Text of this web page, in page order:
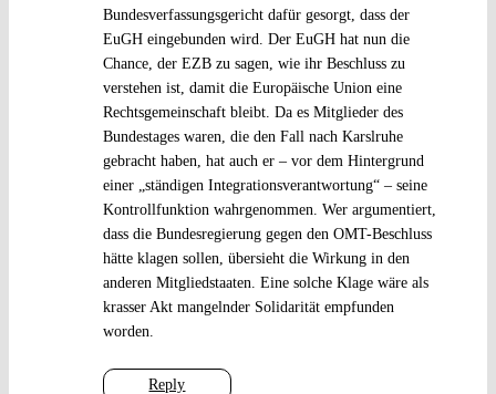
Reply
Bundesverfassungsgericht dafür gesorgt, dass der
EuGH eingebunden wird. Der EuGH hat nun die
Chance, der EZB zu sagen, wie ihr Beschluss zu
verstehen ist, damit die Europäische Union eine
Rechtsgemeinschaft bleibt. Da es Mitglieder des
Bundestages waren, die den Fall nach Karslruhe
gebracht haben, hat auch er – vor dem Hintergrund
einer „ständigen Integrationsverantwortung“ – seine
Kontrollfunktion wahrgenommen. Wer argumentiert,
dass die Bundesregierung gegen den OMT-Beschluss
hätte klagen sollen, übersieht die Wirkung in den
anderen Mitgliedstaaten. Eine solche Klage wäre als
krasser Akt mangelnder Solidarität empfunden
worden.